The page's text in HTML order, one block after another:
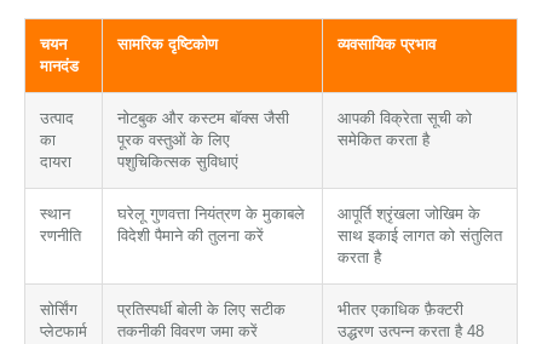
चयन
मानदंड
सामरिक दृष्टिकोण व्यवसायिक प्रभाव
उत्पाद
का
दायरा
नोटबुक और कस्टम बॉक्स जैसी
पूरक वस्तुओं के लिए
पशुचिकित्सक सुविधाएं
आपकी विक्रेता सूची को
समेकित करता है
स्थान
रणनीति
घरेलू गुणवत्ता नियंत्रण के मुकाबले
विदेशी पैमाने की तुलना करें
आपूर्ति श्रृंखला जोखिम के
साथ इकाई लागत को संतुलित
करता है
सोर्सिंग
प्लेटफार्म
प्रतिस्पर्धी बोली के लिए सटीक
तकनीकी विवरण जमा करें
भीतर एकाधिक फ़ैक्टरी
उद्धरण उत्पन्न करता है 48